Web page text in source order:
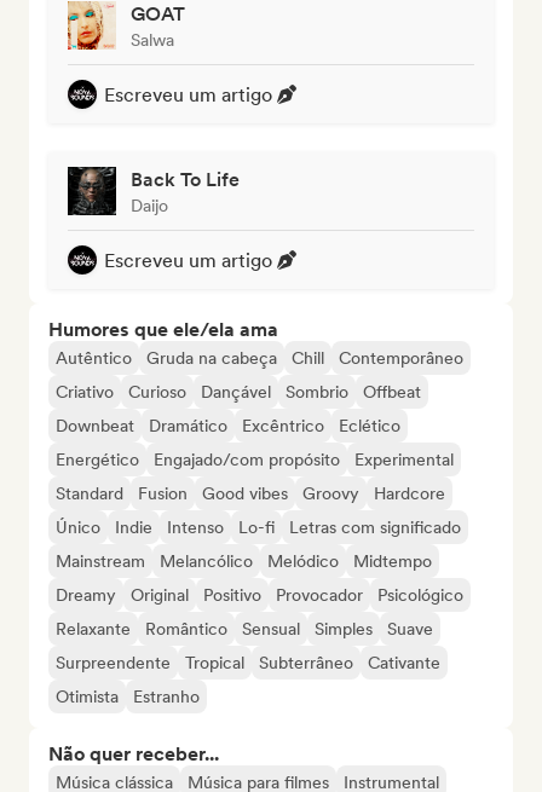
GOAT
Salwa
Escreveu um artigo
Back To Life
Daijo
Escreveu um artigo
Humores que ele/ela ama
Autêntico Gruda na cabeça Chill
Contemporâneo
Criativo
Curioso Dançável Sombrio
Offbeat
Downbeat
Dramático Excêntrico
Eclético
Energético
Engajado/com propósito
Experimental
Standard
Fusion Good vibes Groovy
Hardcore
Único
Indie Intenso Lo-fi
Letras com significado
Mainstream
Melancólico Melódico
Midtempo
Dreamy
Original Positivo Provocador
Psicológico
Relaxante
Romântico Sensual Simples
Suave
Surpreendente
Tropical Subterrâneo
Cativante
Otimista
Estranho
Não quer receber...
Música clássica Música para filmes Instrumental